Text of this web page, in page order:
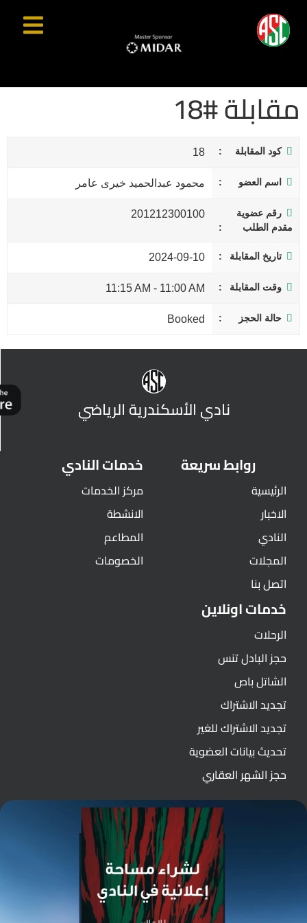
مقابلة #18
كود المقابلة 18
اسم العضو محمود عبدالحميد خيرى عامر
رقم عضوية
مقدم الطلب
201212300100
تاريخ المقابلة 2024-09-10
وقت المقابلة 11:00 AM
-
11:15 AM
حالة الحجز Booked
نادي الأسكندرية الرياضي
روابط سريعة
الرئيسية
الاخبار
النادي
المجلات
اتصل بنا
خدمات النادي
مركز الخدمات
الانشطة
المطاعم
الخصومات
خدمات اونلاين
الرحلات
حجز البادل تنس
الشاتل باص
تجديد الاشتراك
تجديد الاشتراك للغير
تحديث بيانات العضوية
حجز الشهر العقاري